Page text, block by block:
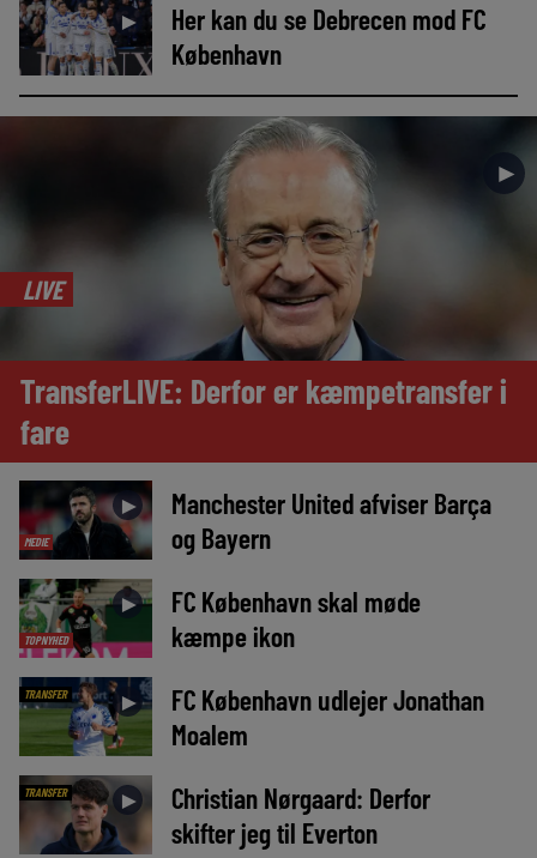
►
Her kan du se Debrecen mod FC
København
►
LIVE
TransferLIVE: Derfor er kæmpetransfer i
fare
MEDIE
►
Manchester United afviser Barça
og Bayern
TOPNYHED
►
FC København skal møde
kæmpe ikon
TRANSFER ►
FC København udlejer Jonathan
Moalem
TRANSFER ►
Christian Nørgaard: Derfor
skifter jeg til Everton